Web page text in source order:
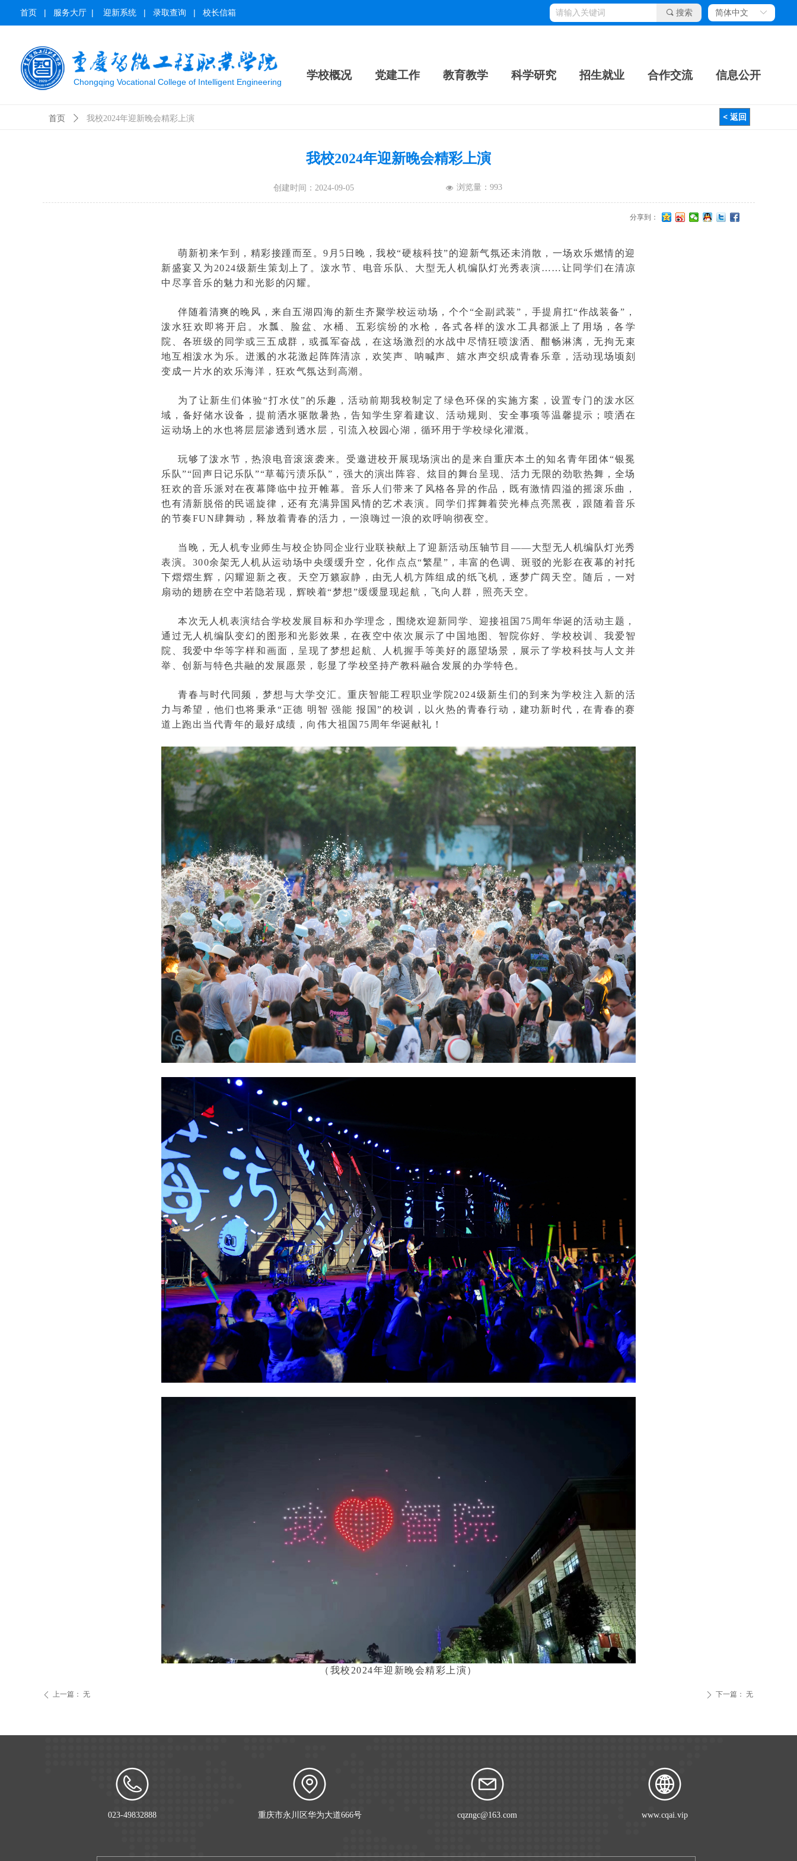
Chongqing Vocational College of Intelligent Engineering
学校概况 党建工作 教育教学 科学研究 招生就业 合作交流 信息公开
首页 | 服务大厅 | 迎新系统 | 录取查询 | 校长信箱 ꀅ
简体中文
끠 搜索
我校2024年迎新晚会精彩上演
萌新初来乍到，精彩接踵而至。9月5日晚，我校“硬核科技”的迎新气氛还未消散，一场欢乐燃情的迎
新盛宴又为2024级新生策划上了。泼水节、电音乐队、大型无人机编队灯光秀表演……让同学们在清凉
中尽享音乐的魅力和光影的闪耀。
伴随着清爽的晚风，来自五湖四海的新生齐聚学校运动场，个个“全副武装”，手提肩扛“作战装备”，
泼水狂欢即将开启。水瓢、脸盆、水桶、五彩缤纷的水枪，各式各样的泼水工具都派上了用场，各学
院、各班级的同学或三五成群，或孤军奋战，在这场激烈的水战中尽情狂喷泼洒、酣畅淋漓，无拘无束
地互相泼水为乐。迸溅的水花激起阵阵清凉，欢笑声、呐喊声、嬉水声交织成青春乐章，活动现场顷刻
变成一片水的欢乐海洋，狂欢气氛达到高潮。
为了让新生们体验“打水仗”的乐趣，活动前期我校制定了绿色环保的实施方案，设置专门的泼水区
域，备好储水设备，提前洒水驱散暑热，告知学生穿着建议、活动规则、安全事项等温馨提示；喷洒在
运动场上的水也将层层渗透到透水层，引流入校园心湖，循环用于学校绿化灌溉。
玩够了泼水节，热浪电音滚滚袭来。受邀进校开展现场演出的是来自重庆本土的知名青年团体“银冕
乐队”“回声日记乐队”“草莓污渍乐队”，强大的演出阵容、炫目的舞台呈现、活力无限的劲歌热舞，全场
狂欢的音乐派对在夜幕降临中拉开帷幕。音乐人们带来了风格各异的作品，既有激情四溢的摇滚乐曲，
也有清新脱俗的民谣旋律，还有充满异国风情的艺术表演。同学们挥舞着荧光棒点亮黑夜，跟随着音乐
的节奏FUN肆舞动，释放着青春的活力，一浪嗨过一浪的欢呼响彻夜空。
当晚，无人机专业师生与校企协同企业行业联袂献上了迎新活动压轴节目——大型无人机编队灯光秀
表演。300余架无人机从运动场中央缓缓升空，化作点点“繁星”，丰富的色调、斑驳的光影在夜幕的衬托
下熠熠生辉，闪耀迎新之夜。天空万籁寂静，由无人机方阵组成的纸飞机，逐梦广阔天空。随后，一对
扇动的翅膀在空中若隐若现，辉映着“梦想”缓缓显现起航，飞向人群，照亮天空。
本次无人机表演结合学校发展目标和办学理念，围绕欢迎新同学、迎接祖国75周年华诞的活动主题，
通过无人机编队变幻的图形和光影效果，在夜空中依次展示了中国地图、智院你好、学校校训、我爱智
院、我爱中华等字样和画面，呈现了梦想起航、人机握手等美好的愿望场景，展示了学校科技与人文并
举、创新与特色共融的发展愿景，彰显了学校坚持产教科融合发展的办学特色。
青春与时代同频，梦想与大学交汇。重庆智能工程职业学院2024级新生们的到来为学校注入新的活
力与希望，他们也将秉承“正德 明智 强能 报国”的校训，以火热的青春行动，建功新时代，在青春的赛
道上跑出当代青年的最好成绩，向伟大祖国75周年华诞献礼！
（我校2024年迎新晚会精彩上演）
创建时间： 2024-09-05
ꄴ 上一篇： 无 ꄲ 下一篇： 无
넶 浏览量： 993
分享到：
首页 ꄲ 我校2024年迎新晚会精彩上演 < 返回
023-49832888 重庆市永川区华为大道666号 cqzngc@163.com www.cqai.vip